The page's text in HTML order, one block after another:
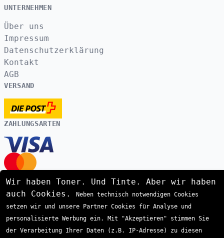
UNTERNEHMEN
Über uns
Impressum
Datenschutzerklärung
Kontakt
AGB
VERSAND
ZAHLUNGSARTEN
Wir haben Toner. Und Tinte. Aber wir haben
auch Cookies.
Neben technisch notwendigen Cookies
setzen wir und unsere Partner Cookies für Analyse und
personalisierte Werbung ein. Mit "Akzeptieren" stimmen Sie
der Verarbeitung Ihrer Daten (z.B. IP-Adresse) zu diesen